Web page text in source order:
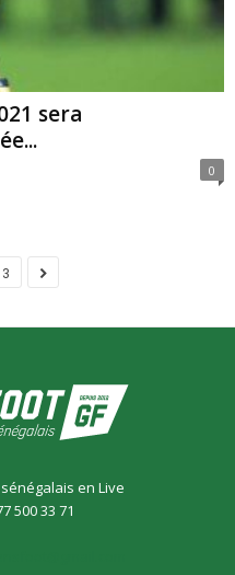
sera
0
3
en Live
500 33 71